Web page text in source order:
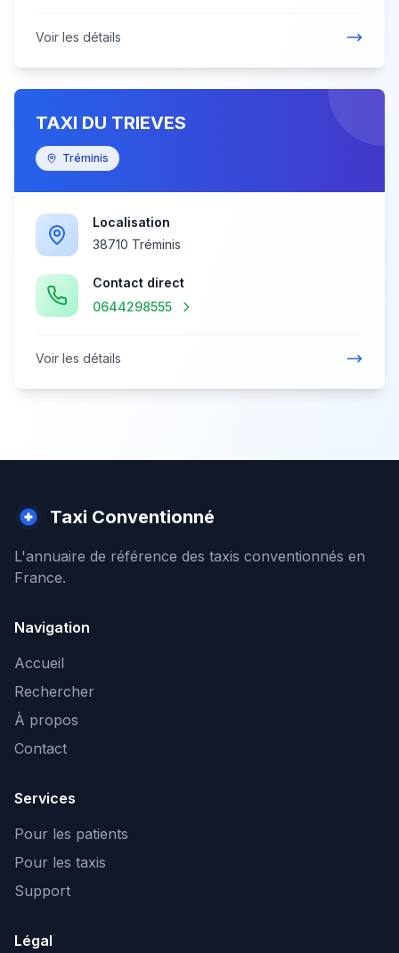
Voir les détails
TAXI DU TRIEVES
Tréminis
Localisation
38710 Tréminis
Contact direct
0644298555
Voir les détails
Taxi Conventionné
L'annuaire de référence des taxis conventionnés en
France.
Navigation
Accueil
Rechercher
À propos
Contact
Services
Pour les patients
Pour les taxis
Support
Légal